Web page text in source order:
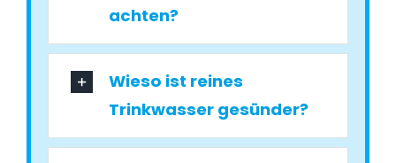
achten?
Wieso ist reines
Trinkwasser gesünder?